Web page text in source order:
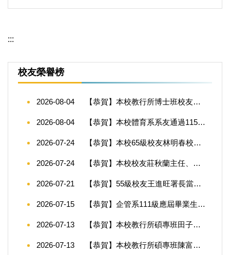
:::
校友榮譽榜
2026-08-04 【恭賀】本校教行所博士班校友趙錫清校長榮獲2026年第14屆星雲教育獎
2026-08-04 【恭賀】本校體育系系友通過115年度教師甄試
2026-07-24 【恭賀】本校65級校友林明春校長榮獲教育部115年教育奉獻獎殊榮！
2026-07-24 【恭賀】本校校友莊秋蘭主任、周昆佑主任、林心怡專任輔導員、江慧專老師榮獲教育部115年師鐸獎殊榮
2026-07-21 【恭賀】55級校友王進旺署長當選屏東大學校友總會第七屆理事長~
2026-07-15 【恭賀】企管系111級應屆畢業生錄取各校碩士班
2026-07-13 【恭賀】本校教行所碩專班田子奇校友榮獲屏東縣115學年度國民小學新任校長遴選
2026-07-13 【恭賀】本校教行所碩專班陳富銘校友榮獲屏東縣115學年度國民小學新任校長遴選